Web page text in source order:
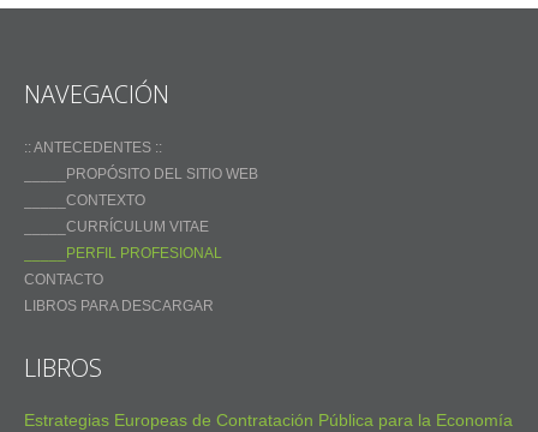
NAVEGACIÓN
:: ANTECEDENTES ::
_____PROPÓSITO DEL SITIO WEB
_____CONTEXTO
_____CURRÍCULUM VITAE
_____PERFIL PROFESIONAL
CONTACTO
LIBROS PARA DESCARGAR
LIBROS
Estrategias Europeas de Contratación Pública para la Economía